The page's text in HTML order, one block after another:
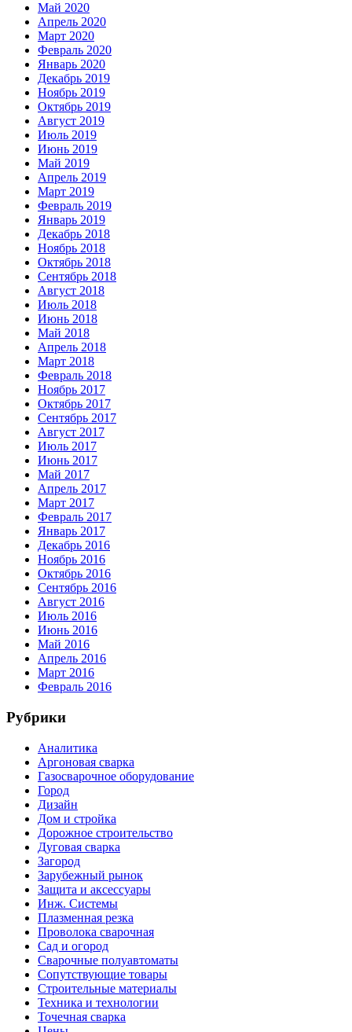
Май 2020
Апрель 2020
Март 2020
Февраль 2020
Январь 2020
Декабрь 2019
Ноябрь 2019
Октябрь 2019
Август 2019
Июль 2019
Июнь 2019
Май 2019
Апрель 2019
Март 2019
Февраль 2019
Январь 2019
Декабрь 2018
Ноябрь 2018
Октябрь 2018
Сентябрь 2018
Август 2018
Июль 2018
Июнь 2018
Май 2018
Апрель 2018
Март 2018
Февраль 2018
Ноябрь 2017
Октябрь 2017
Сентябрь 2017
Август 2017
Июль 2017
Июнь 2017
Май 2017
Апрель 2017
Март 2017
Февраль 2017
Январь 2017
Декабрь 2016
Ноябрь 2016
Октябрь 2016
Сентябрь 2016
Август 2016
Июль 2016
Июнь 2016
Май 2016
Апрель 2016
Март 2016
Февраль 2016
Рубрики
Аналитика
Аргоновая сварка
Газосварочное оборудование
Город
Дизайн
Дом и стройка
Дорожное строительство
Дуговая сварка
Загород
Зарубежный рынок
Защита и аксессуары
Инж. Системы
Плазменная резка
Проволока сварочная
Сад и огород
Сварочные полуавтоматы
Сопутствующие товары
Строительные материалы
Техника и технологии
Точечная сварка